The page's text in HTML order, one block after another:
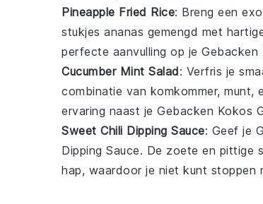
Pineapple Fried Rice: Breng een
stukjes ananas gemengd met
perfecte aanvulling op je Gebacken
Cucumber Mint Salad: Verfris je
combinatie van komkommer, munt,
ervaring naast je Gebacken Kokos
Sweet Chili Dipping Sauce: Geef je
Dipping Sauce. De zoete en pittige
hap, waardoor je niet kunt stoppen